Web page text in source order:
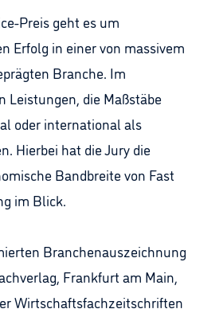
Preis geht es um
Erfolg in einer von massivem
Branche. Im
Leistungen, die Maßstäbe
oder international als
Hierbei hat die Jury die
Bandbreite von Fast
im Blick.
Branchenauszeichnung
Frankfurt am Main,
Wirtschaftsfachzeitschriften